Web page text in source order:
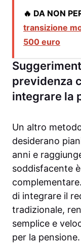
🔥 DA NON
transizione
500 euro
previdenza
integrare la
Un altro
desiderano
anni e
soddisfacente
di integrare il
tradizionale,
semplice e
per la